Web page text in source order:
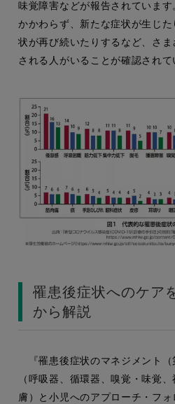
味覚障害などが報告されていま
かかわらず、新たな症状が生じ
状が再び続いたりするなど、さ
される人がいることが確認されて
罹患後症状へのケア
から解説
『罹患後症状のマネジメント（
（呼吸器、循環器、嗅覚・味覚
膚）と小児へのアプローチ・フ